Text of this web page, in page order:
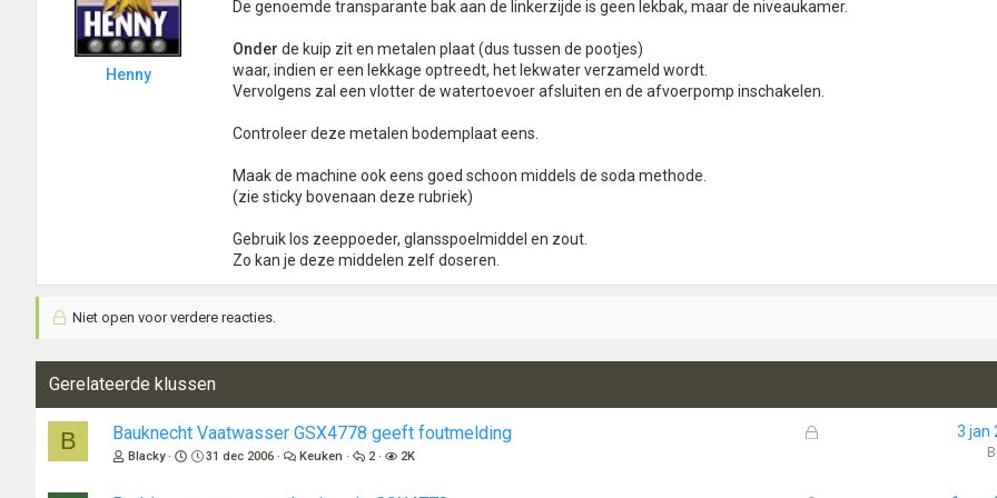
Henny
De genoemde transparante bak aan de linkerzijde is geen lekbak, maar de niveaukamer.
Onder de kuip zit en metalen plaat (dus tussen de pootjes)
waar, indien er een lekkage optreedt, het lekwater verzameld wordt.
Vervolgens zal een vlotter de watertoevoer afsluiten en de afvoerpomp inschakelen.
Controleer deze metalen bodemplaat eens.
Maak de machine ook eens goed schoon middels de soda methode.
(zie sticky bovenaan deze rubriek)
Gebruik los zeeppoeder, glansspoelmiddel en zout.
Zo kan je deze middelen zelf doseren.
Niet open voor verdere reacties.
Gerelateerde klussen
B
G
Bauknecht Vaatwasser GSX4778 geeft foutmelding
Blacky 31 dec 2006 Keuken 2 2K
3 jan